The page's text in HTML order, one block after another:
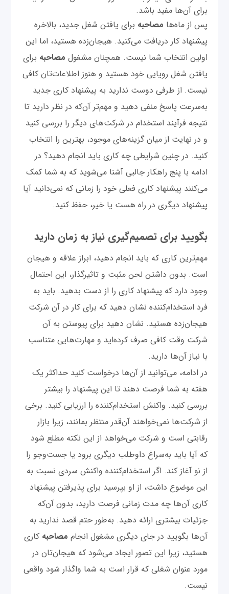
برای آن‌ها مفید باشد.
پس از ماه‌ها مصاحبه برای یافتن شغل جدید، بالاخره
پیشنهاد کار دریافت می‌کنید. هیجان‌زده هستید، اما این
اولین انتخاب شما نیست. همچنان مشغول مصاحبه برای
یافتن شغل رویایی خود هستید و هنوز اطلاعات‌تان کافی
نیست. از طرفی دوست ندارید به پیشنهاد کاری جدید
به‌سرعت پاسخ منفی دهید و مهم‌تر آن‌که در نظر دارید تا
نتیجه فرآیند استخدام در شرکت‌های دیگر را بررسی کنید
و در نهایت از میان گزینه‌های موجود، بهترین را انتخاب
کنید. در چنین شرایطی چه کاری باید انجام دهید؟ در
ادامه با پنج راهکار جالبی آشنا می‌شوید که به شما کمک
می‌کنند پیشنهاد کاری فعلی خود را زمانی که نمی‌دانید آیا
پیشنهاد دیگری در راه هست یا خیر، حفظ کنید.
بگویید برای تصمیم‌گیری نیاز به زمان دارید
مهم‌ترین کاری که باید انجام دهید، ابراز علاقه و هیجان
است. بدون داشتن لحن مثبت و تاثیرگذار، این احتمال
وجود دارد که پیشنهاد کاری را از دست بدهید. باید به
فرد استخدام‌کننده نشان دهید که برای کار در آن شرکت
هیجان‌زده هستید. نشان ‌دهید برای پیوستن به آن
شرکت وقت کافی صرف کرده‌اید و مهارت‌هایی متناسب
با نیاز آن‌ها دارید.
در ادامه، می‌توانید از آن‌ها درخواست کنید حداکثر یک
هفته به شما فرصت دهند تا این پیشنهاد را بیشتر
بررسی کنید. واکنش استخدام‌کننده را ارزیابی کنید. برخی
از شرکت‌ها نمی‌خواهند آن‌قدر منتظر بمانند، زیرا بازار
رقابتی است و شرکت می‌خواهد از این نکته مطلع شود
که آیا باید به‌سراغ داوطلب دیگری برود یا جست‌وجو را
از نو آغاز کند. اگر استخدام‌کننده واکنش سردی نسبت به
این موضوع داشت، از او بپرسید برای پذیرفتن پیشنهاد
کاری آن‌ها چه مدت زمانی فرصت دارید، بدون آن‌که
جزئیات بیشتری ارائه دهید. به‌طور حتم قصد ندارید به
آن‌ها بگویید در جای دیگری مشغول انجام مصاحبهکاری
هستید، زیرا این تصور ایجاد می‌شود که هیجان‌تان در
مورد عنوان شغلی که قرار است به شما واگذار شود واقعی
نیست.